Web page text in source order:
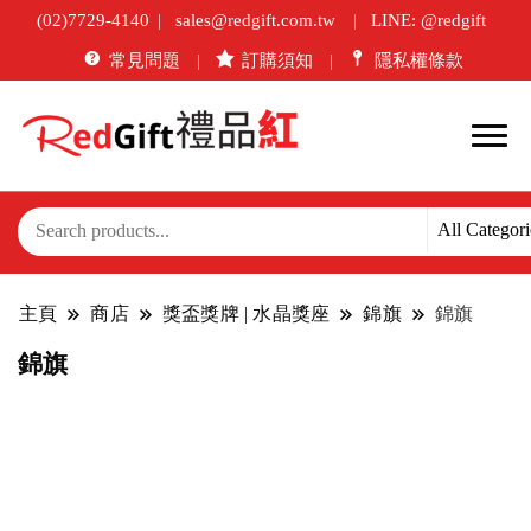
(02)7729-4140 sales@redgift.com.tw LINE: @redgift
常見問題 訂購須知 隱私權條款
主頁 商店 獎盃獎牌 | 水晶獎座 錦旗 錦旗
錦旗